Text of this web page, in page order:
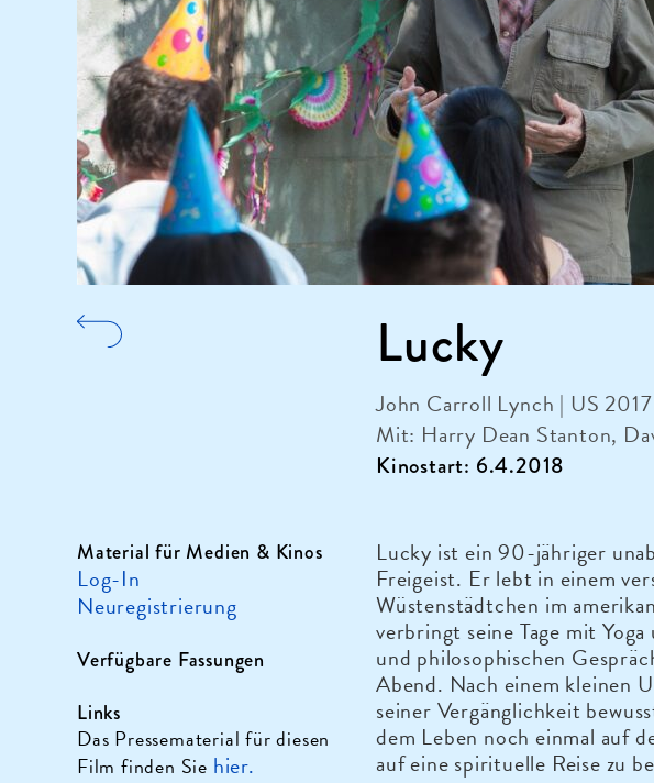
Lucky
John Carroll Lynch | US
Mit: Harry Dean Stanton,
Kinostart: 6.4.2018
Material für Medien & Kinos
Log-In
Neuregistrierung
Verfügbare Fassungen
Links
Das Pressematerial für diesen
Film finden Sie hier.
Lucky ist ein 90-jähriger
Freigeist. Er lebt in einem
Wüstenstädtchen im
verbringt seine Tage mit
und philosophischen
Abend. Nach einem kleinen
seiner Vergänglichkeit
dem Leben noch einmal auf
auf eine spirituelle Reise zu